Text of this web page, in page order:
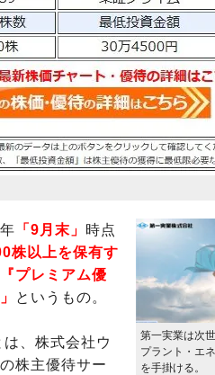
第一実業は次
プラント・エ
を手掛ける。
「9月末」 時点
株以上を保有す
プレミアム優
というもの。
、株式会社ウ
株主優待サー